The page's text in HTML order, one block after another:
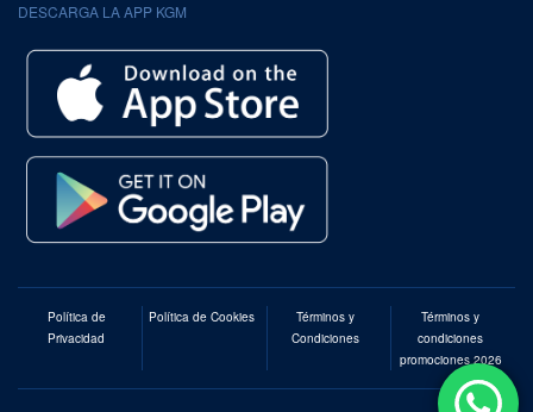
DESCARGA LA APP KGM
Política de
Privacidad
Política de Cookies
Términos y
Condiciones
Términos y
condiciones
promociones 2026